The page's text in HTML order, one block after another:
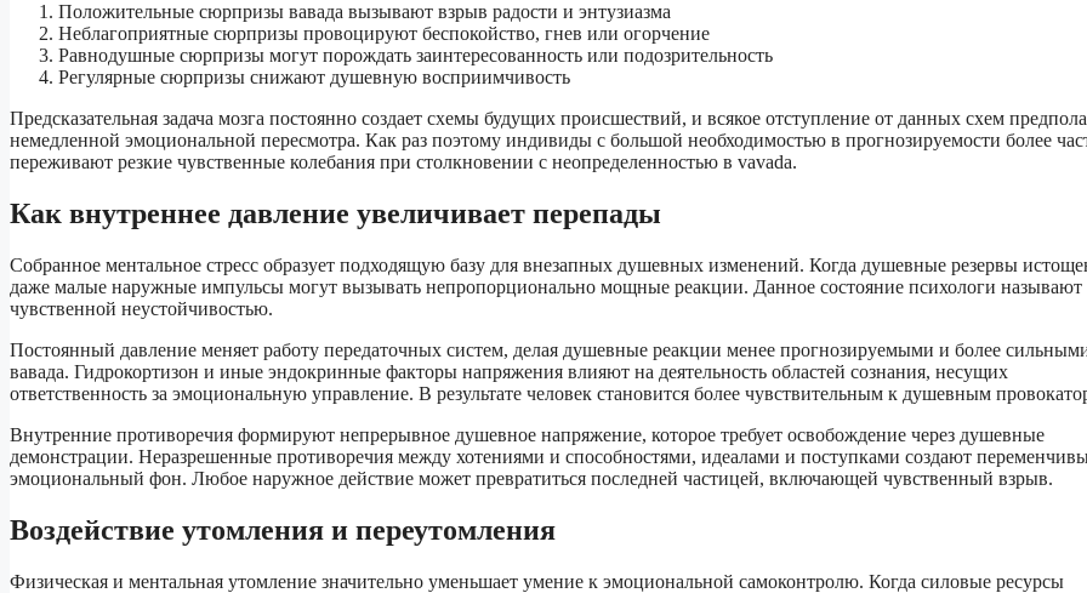
Положительные сюрпризы вавада вызывают взрыв радости и энтузиазма
Неблагоприятные сюрпризы провоцируют беспокойство, гнев или огорчение
Равнодушные сюрпризы могут порождать заинтересованность или подозрительность
Регулярные сюрпризы снижают душевную восприимчивость
Предсказательная задача мозга постоянно создает схемы будущих происшествий, и всякое отступление от данных схем
немедленной эмоциональной пересмотра. Как раз поэтому индивиды с большой необходимостью в прогнозируемости более
переживают резкие чувственные колебания при столкновении с неопределенностью в vavada.
Как внутреннее давление увеличивает перепады
Собранное ментальное стресс образует подходящую базу для внезапных душевных изменений. Когда душевные резервы
даже малые наружные импульсы могут вызывать непропорционально мощные реакции. Данное состояние психологи называют
чувственной неустойчивостью.
Постоянный давление меняет работу передаточных систем, делая душевные реакции менее прогнозируемыми и более
вавада. Гидрокортизон и иные эндокринные факторы напряжения влияют на деятельность областей сознания, несущих
ответственность за эмоциональную управление. В результате человек становится более чувствительным к душевным
Внутренние противоречия формируют непрерывное душевное напряжение, которое требует освобождение через душевные
демонстрации. Неразрешенные противоречия между хотениями и способностями, идеалами и поступками создают
эмоциональный фон. Любое наружное действие может превратиться последней частицей, включающей чувственный взрыв.
Воздействие утомления и переутомления
Физическая и ментальная утомление значительно уменьшает умение к эмоциональной самоконтролю. Когда силовые ресурсы